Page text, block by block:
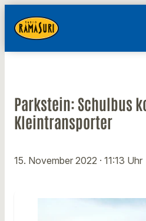
Parkstein: Schulbus
Kleintransporter
15. November 2022 · 11:13 Uhr